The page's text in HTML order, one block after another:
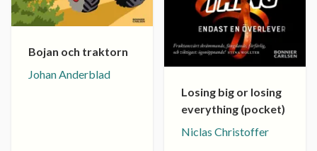
Bojan och traktorn
Johan Anderblad
Losing big or losing
everything (pocket)
Niclas Christoffer